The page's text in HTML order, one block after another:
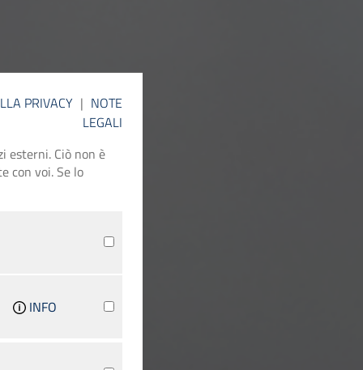
PRIVACY | NOTE
LEGALI
esterni. Ciò non è
con voi. Se lo
INFO